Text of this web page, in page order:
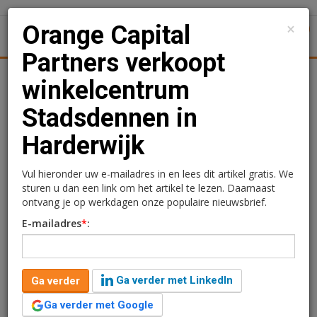
Nieuws Uitgelicht Woningmarkt
Orange Capital Partners
verkoopt winkelcentrum
Stadsdennen in
Harderwijk
Onder begeleiding van SuperVastgoed makelaardij B.V.
heeft Orange Capital Partners per 1 november 2021
×
Orange Capital
Partners verkoopt
winkelcentrum
Stadsdennen in
Harderwijk
Vul hieronder uw e-mailadres in en lees dit artikel gratis. We
sturen u dan een link om het artikel te lezen. Daarnaast
ontvang je op werkdagen onze populaire nieuwsbrief.
E-mailadres*:
Ga verder
Ga verder met LinkedIn
Ga verder met Google